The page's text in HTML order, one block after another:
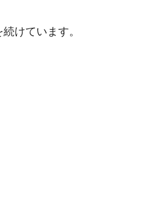
けています。